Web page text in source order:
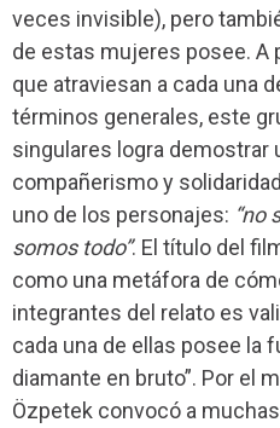
veces invisible), pero
de estas mujeres posee. A
que atraviesan a cada una
términos generales, este
singulares logra demostrar
compañerismo y
uno de los personajes: “no
somos todo”. El título del
como una metáfora de
integrantes del relato es
cada una de ellas posee la
diamante en bruto”. Por el
Özpetek convocó a